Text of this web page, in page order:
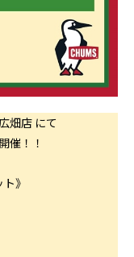
畑店 にて
催！！
》